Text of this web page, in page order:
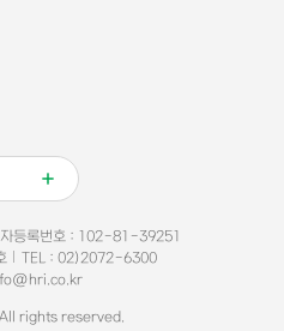
등록번호 : 102-81-39251
TEL : 02)2072-6300
. All rights reserved.